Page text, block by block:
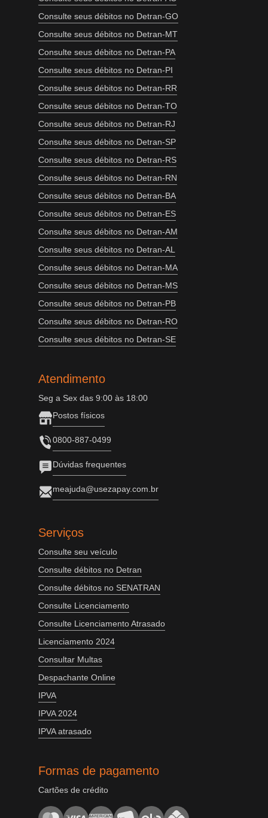
Consulte seus débitos no Detran-GO
Consulte seus débitos no Detran-MT
Consulte seus débitos no Detran-PA
Consulte seus débitos no Detran-PI
Consulte seus débitos no Detran-RR
Consulte seus débitos no Detran-TO
Consulte seus débitos no Detran-RJ
Consulte seus débitos no Detran-SP
Consulte seus débitos no Detran-RS
Consulte seus débitos no Detran-RN
Consulte seus débitos no Detran-BA
Consulte seus débitos no Detran-ES
Consulte seus débitos no Detran-AM
Consulte seus débitos no Detran-AL
Consulte seus débitos no Detran-MA
Consulte seus débitos no Detran-MS
Consulte seus débitos no Detran-PB
Consulte seus débitos no Detran-RO
Consulte seus débitos no Detran-SE
Atendimento
Seg a Sex das 9:00 às 18:00
Postos físicos
0800-887-0499
Dúvidas frequentes
meajuda@usezapay.com.br
Serviços
Consulte seu veículo
Consulte débitos no Detran
Consulte débitos no SENATRAN
Consulte Licenciamento
Consulte Licenciamento Atrasado
Licenciamento 2024
Consultar Multas
Despachante Online
IPVA
IPVA 2024
IPVA atrasado
Formas de pagamento
Cartões de crédito